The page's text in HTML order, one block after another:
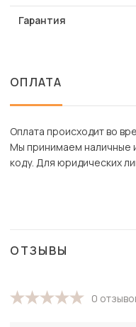
Гарантия
ОПЛАТА
Оплата происходит во
Мы принимаем наличные
коду. Для юридических
ОТЗЫВЫ
0